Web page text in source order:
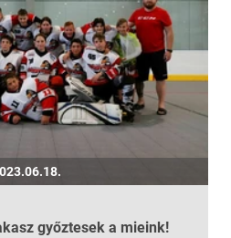
győztesek a mieink!